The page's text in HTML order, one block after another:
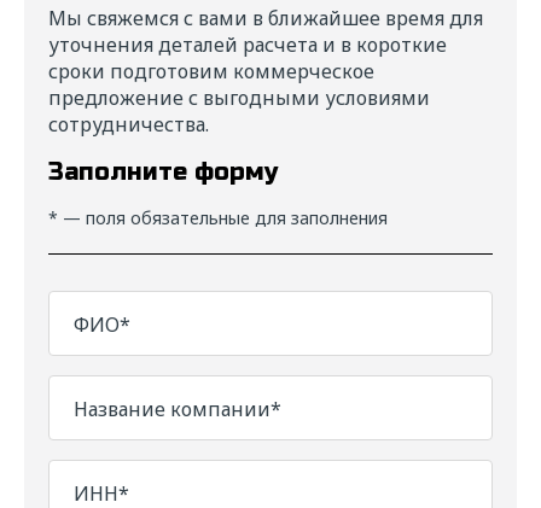
Мы свяжемся с вами в ближайшее время для
уточнения деталей расчета и в короткие
сроки подготовим коммерческое
предложение с выгодными условиями
сотрудничества.
Заполните форму
* — поля обязательные для заполнения
ФИО*
Название компании*
ИНН*
Даю своесогласиена обработку
персональных данных в соответствии с
федеральным законом от 27.06.2006 года
№152-ФЗ "О персональных данных" на
условиях и для целей, определенных
"Политикой обработки персональных